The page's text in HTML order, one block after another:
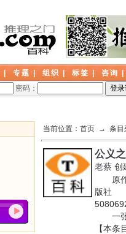
专题 组织 标签 咨询
密码：
当前位置： 首页 → 条目
公义
老蔡 创
原作
版社
一张
【本条